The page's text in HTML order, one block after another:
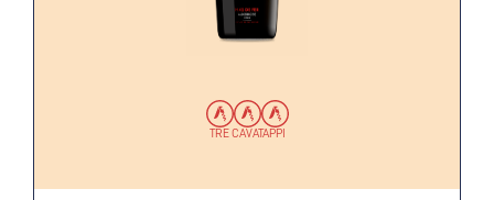
TRE CAVATAPPI